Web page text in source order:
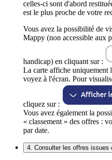
celles-ci sont d'abord
est le plus proche de votre
Vous avez la possibilité de
Mappy (non accessible aux
handicap) en cliquant sur :
La carte affiche uniquement
voyez à l'écran. Pour
cliquez sur :
Vous avez également la
« classement » des offres :
par date.
4. Consulter les offres issues